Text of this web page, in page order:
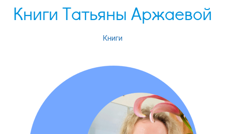
Книги Татьяны Аржаевой
Книги